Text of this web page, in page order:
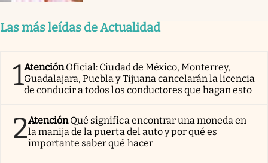
Las más leídas de Actualidad
1AtenciónOficial: Ciudad de México, Monterrey,
Guadalajara, Puebla y Tijuana cancelarán la licencia
de conducir a todos los conductores que hagan esto
2AtenciónQué significa encontrar una moneda en
la manija de la puerta del auto y por qué es
importante saber qué hacer